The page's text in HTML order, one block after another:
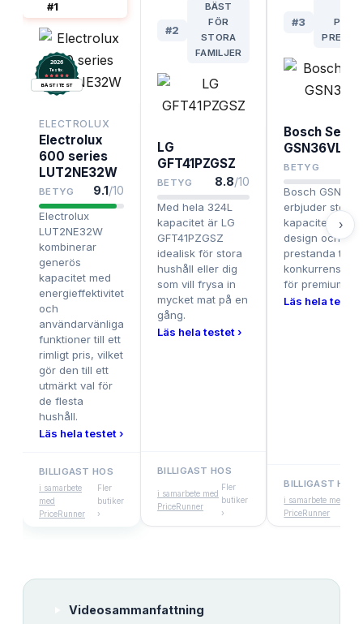
#1
2026
Testix.
BÄST I TEST
ELECTROLUX
Electrolux
600 series
LUT2NE32W
BETYG 9.1/10
Electrolux
LUT2NE32W
kombinerar
generös
kapacitet med
energieffektivitet
och
användarvänliga
funktioner till ett
rimligt pris, vilket
gör den till ett
utmärkt val för
de flesta
hushåll.
Läs hela testet ›
BILLIGAST HOS
i samarbete
med
PriceRunner
Fler
butiker
›
#2
BÄST
FÖR
STORA
FAMILJER
LG
GFT41PZGSZ
BETYG 8.8/10
Med hela 324L
kapacitet är LG
GFT41PZGSZ
idealisk för stora
hushåll eller dig
som vill frysa in
mycket mat på en
gång.
Läs hela testet ›
BILLIGAST HOS
i samarbete med
PriceRunner
Fler
butiker
›
#3
Bosch
GSN36VLEP
BETYG
Bosch
erbjuder stor
kapacitet,
design och
prestanda till
för
Läs hela testet
BILLIGAST HOS
i samarbete med
PriceRunner
›
Videosammanfattning